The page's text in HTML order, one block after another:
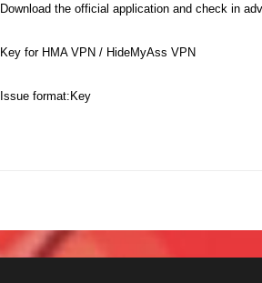
Download the official application and check in
Key for HMA VPN / HideMyAss VPN
Issue format:Key